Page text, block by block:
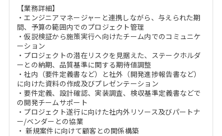
【業務詳細】
・エンジニアマネージャーと連携しながら、与えられた期
間、予算の範囲内でのプロジェクト管理
・仮説検証から施策実行へ向けたチーム内でのコミュニケ
ーション
・プロジェクトの潜在リスクを見据えた、ステークホルダ
ーとの納期、品質基準に関する期待値調整
・社内（要件定義書など）と社外（開発進捗報告書など）
に向けた資料の作成及びプレゼンテーション
・要件定義、設計確認、実装調査、検収基準定義書などで
の開発チームサポート
・プロジェクト遂行に向けた社内外リソース及びパートナ
ー/ベンダーとの協業
・ 新規案件に向けて顧客との関係構築